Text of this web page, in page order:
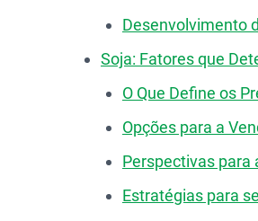
Desenvolvimento
Soja: Fatores que
O Que Define os
Opções para a
Perspectivas para
Estratégias para